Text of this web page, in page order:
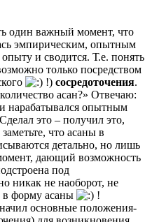
один важный момент, что
эмпирическим, опытным
и сводится. Т.е. понять
только посредством
!) сосредоточения.
асан?» Отвечаю:
нарабатывался опытным
это – получил это,
что асаны в
детально, но лишь
дающий возможность
под
никак не наоборот, не
в форму асаны
!
основные положения-